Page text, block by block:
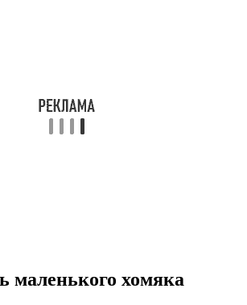
маленького хомяка